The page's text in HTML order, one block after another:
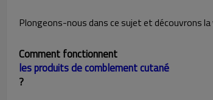
Plongeons-nous dans ce sujet et découvrons
Comment fonctionnent
les produits de comblement cutané
?